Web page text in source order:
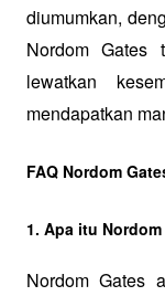
diumumkan,
Nordom Gates
lewatkan
mendapatkan
FAQ Nordom
1. Apa itu
Nordom Gates